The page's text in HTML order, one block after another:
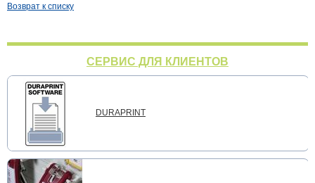
Возврат к списку
СЕРВИС ДЛЯ КЛИЕНТОВ
DURAPRINT